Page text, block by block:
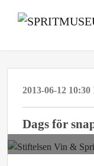
2013-06-12 10:30
Dags för